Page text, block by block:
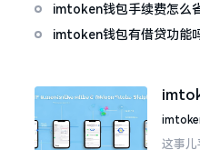
imtoken钱包手续费怎么
在招
imtoken钱包有借贷功能
整？
这事儿